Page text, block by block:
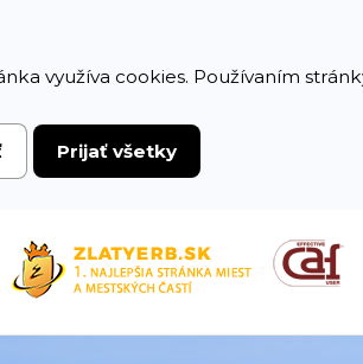
využíva cookies. Používaním
Prijať všetky